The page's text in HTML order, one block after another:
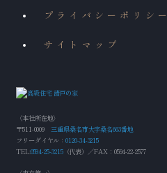
〈本社所在地〉
〒511-0009三重県桑名市大字桑名663番地
フリーダイヤル：0120-34-3215
TEL:0594-25-3215（代表）／FAX：0594-22-2577
プライバシーポリシー
サイトマップ